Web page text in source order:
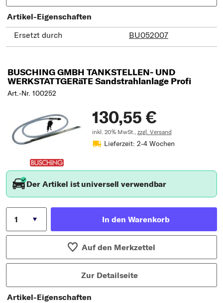
Artikel-Eigenschaften
Ersetzt durch
BU052007
BUSCHING GMBH TANKSTELLEN- UND
WERKSTATTGERäTE Sandstrahlanlage Profi
Art.-Nr. 100252
130,55 €
inkl. 20% MwSt., zzgl. Versand
Lieferzeit: 2-4 Wochen
Der Artikel ist universell verwendbar
In den Warenkorb
Auf den Merkzettel
Zur Detailseite
Artikel-Eigenschaften